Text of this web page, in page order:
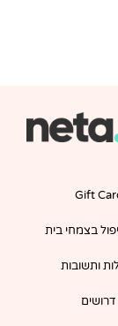
Gift
בצמחי בית
ותשובות
דרושים